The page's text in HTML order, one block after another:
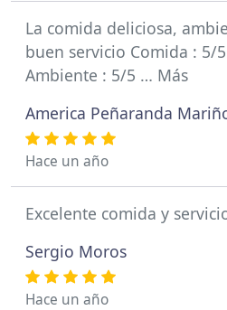
La comida deliciosa,
buen servicio Comida : 5/
Ambiente : 5/5 … Más
America Peñaranda
Hace un año
Excelente comida y
Sergio Moros
Hace un año